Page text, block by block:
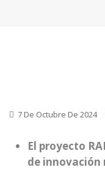
7 De Octubre De 2024
El proyecto
de